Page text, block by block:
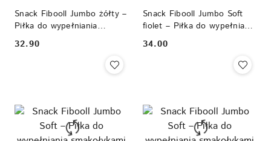
Snack Fibooll Jumbo żółty –
Piłka do wypełniania
smakołykami
Cena:
32.90
Snack Fibooll Jumbo Soft
fiolet – Piłka do wypełniania
smakołykami
Cena:
34.00